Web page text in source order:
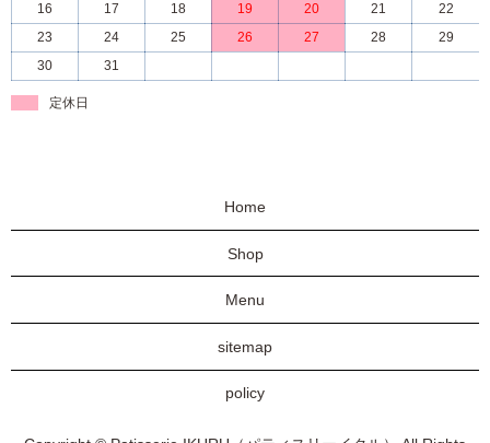
16
17 18 19 20 21
22
23
24 25 26 27 28
29
30
31
定休日
Home
Shop
Menu
sitemap
policy